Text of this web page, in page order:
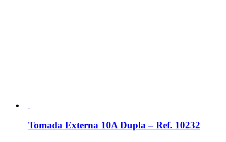
Tomada Externa 10A Dupla – Ref. 10232